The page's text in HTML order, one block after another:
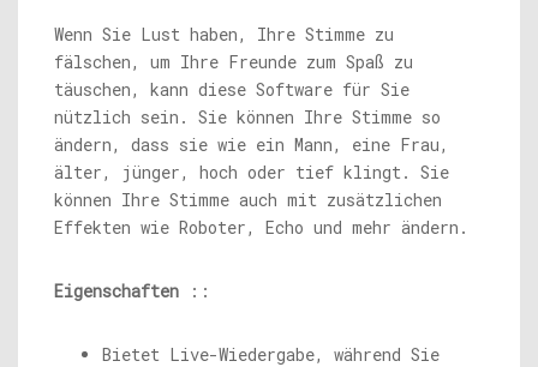
Wenn Sie Lust haben, Ihre Stimme zu
fälschen, um Ihre Freunde zum Spaß zu
täuschen, kann diese Software für Sie
nützlich sein. Sie können Ihre Stimme so
ändern, dass sie wie ein Mann, eine Frau,
älter, jünger, hoch oder tief klingt. Sie
können Ihre Stimme auch mit zusätzlichen
Effekten wie Roboter, Echo und mehr ändern.
Eigenschaften ::
Bietet Live-Wiedergabe, während Sie